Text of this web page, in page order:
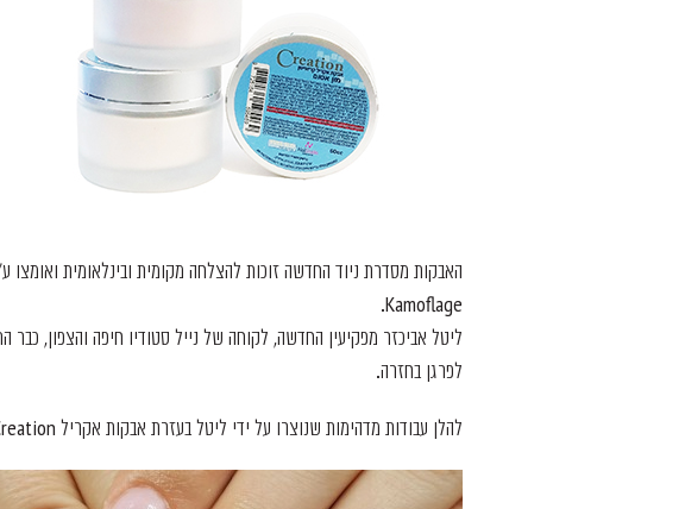
האבקות מסדרת ניוד החדשה זוכות להצלחה מקומית ובינלאומית ואומצו
Kamoflage.
ליטל אביכזר מפקיעין החדשה, לקוחה של נייל סטודיו חיפה והצפון,
לפרגן בחזרה.
להלן עבודות מדהימות שנוצרו על ידי ליטל בעזרת אבקות אקריל Creation מסדרת ניוד החדשה.